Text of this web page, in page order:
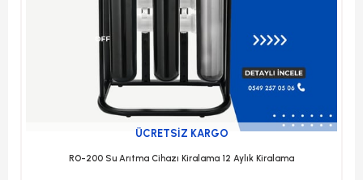
RO-200 Su Arıtma Cihazı Kiralama 12 Aylık Kiralama
ÜCRETSIZ KARGO